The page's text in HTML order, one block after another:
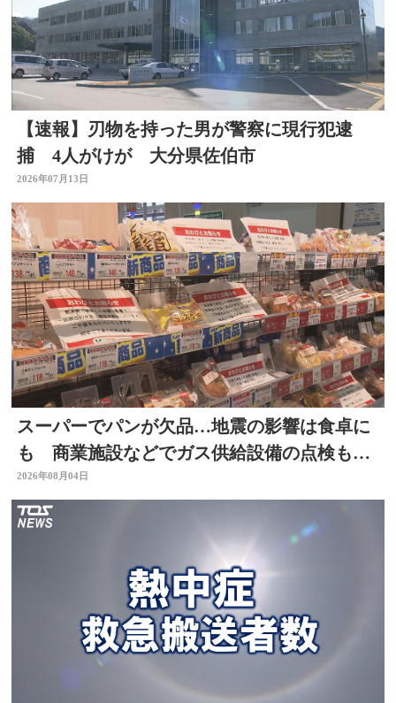
【速報】刃物を持った男が警察に現行犯逮
捕 4人がけが 大分県佐伯市
2026年07月13日
スーパーでパンが欠品…地震の影響は食卓に
も 商業施設などでガス供給設備の点検も進
む 大分
2026年08月04日